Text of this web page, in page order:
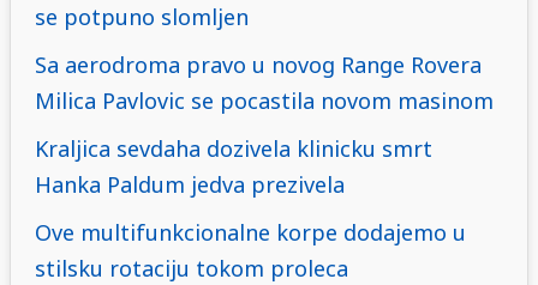
se potpuno slomljen
Sa aerodroma pravo u novog Range Rovera
Milica Pavlovic se pocastila novom masinom
Kraljica sevdaha dozivela klinicku smrt
Hanka Paldum jedva prezivela
Ove multifunkcionalne korpe dodajemo u
stilsku rotaciju tokom proleca